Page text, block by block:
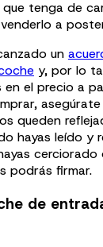
tenga de
a
un
y, por lo
el precio a
queden
hayas leído y
cerciorado
podrás firmar.
de